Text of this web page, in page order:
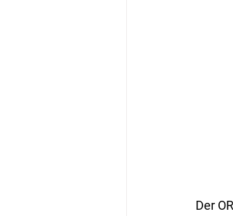
Der